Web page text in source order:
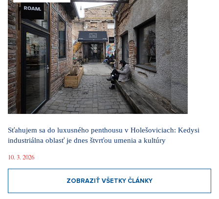
Sťahujem sa do luxusného penthousu v Holešoviciach: Kedysi
industriálna oblasť je dnes štvrťou umenia a kultúry
10. 3. 2026
ZOBRAZIŤ VŠETKY ČLÁNKY